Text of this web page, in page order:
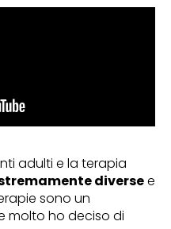
adulti e la terapia
diversee
sono un
molto ho deciso di